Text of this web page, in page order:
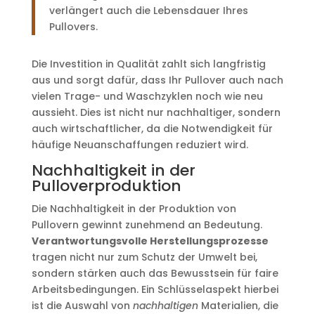
verlängert auch die Lebensdauer Ihres
Pullovers.
Die Investition in Qualität zahlt sich langfristig
aus und sorgt dafür, dass Ihr Pullover auch nach
vielen Trage- und Waschzyklen noch wie neu
aussieht. Dies ist nicht nur nachhaltiger, sondern
auch wirtschaftlicher, da die Notwendigkeit für
häufige Neuanschaffungen reduziert wird.
Nachhaltigkeit in der
Pulloverproduktion
Die Nachhaltigkeit in der Produktion von
Pullovern gewinnt zunehmend an Bedeutung.
Verantwortungsvolle Herstellungsprozesse
tragen nicht nur zum Schutz der Umwelt bei,
sondern stärken auch das Bewusstsein für faire
Arbeitsbedingungen. Ein Schlüsselaspekt hierbei
ist die Auswahl von nachhaltigenMaterialien, die